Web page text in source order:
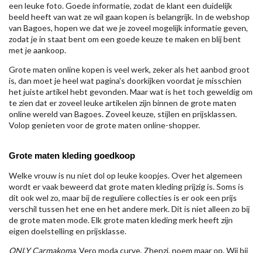
een leuke foto. Goede informatie, zodat de klant een duidelijk
beeld heeft van wat ze wil gaan kopen is belangrijk. In de webshop
van Bagoes, hopen we dat we je zoveel mogelijk informatie geven,
zodat je in staat bent om een goede keuze te maken en blij bent
met je aankoop.
Grote maten online kopen is veel werk, zeker als het aanbod groot
is, dan moet je heel wat pagina's doorkijken voordat je misschien
het juiste artikel hebt gevonden. Maar wat is het toch geweldig om
te zien dat er zoveel leuke artikelen zijn binnen de grote maten
online wereld van Bagoes. Zoveel keuze, stijlen en prijsklassen.
Volop genieten voor de grote maten online-shopper.
Grote maten kleding goedkoop
Welke vrouw is nu niet dol op leuke koopjes. Over het algemeen
wordt er vaak beweerd dat grote maten kleding prijzig is. Soms is
dit ook wel zo, maar bij de reguliere collecties is er ook een prijs
verschil tussen het ene en het andere merk. Dit is niet alleen zo bij
de grote maten mode. Elk grote maten kleding merk heeft zijn
eigen doelstelling en prijsklasse.
ONLY Carmakoma, Vero moda curve, Zhenzi, noem maar op. Wij bij